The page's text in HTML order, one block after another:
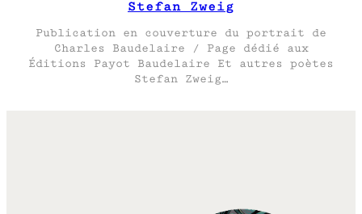
Stefan Zweig
Publication en couverture du portrait de
Charles Baudelaire / Page dédié aux
Éditions Payot Baudelaire Et autres poètes
Stefan Zweig…